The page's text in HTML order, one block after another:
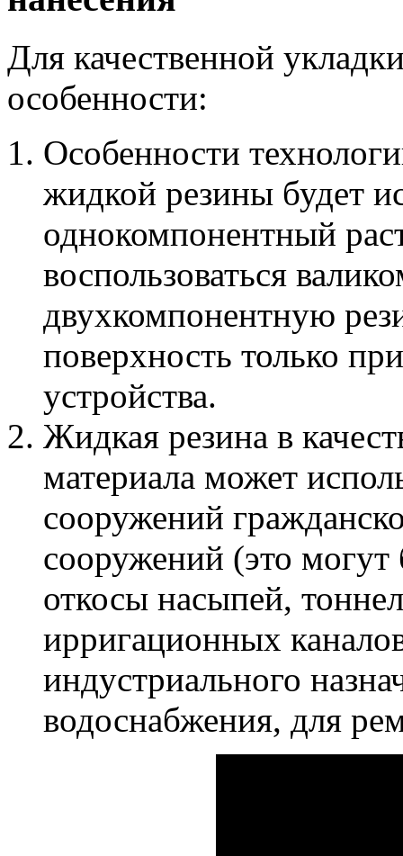
Для качественной
особенности:
Особенности
жидкой резины будет
однокомпонентный
воспользоваться
двухкомпонентную
поверхность только
устройства.
Жидкая резина в
материала может
сооружений
сооружений (это
откосы насыпей,
ирригационных
индустриального
водоснабжения, для